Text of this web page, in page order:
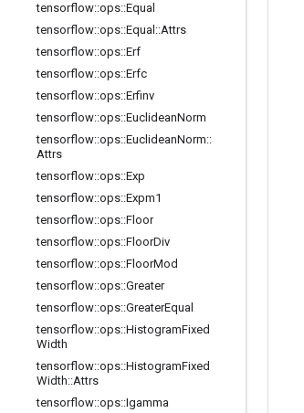
tensorflow::ops::Equal
tensorflow::ops::Equal ::Attrs
tensorflow::ops::Erf
tensorflow::ops::Erfc
tensorflow::ops::Erfinv
tensorflow::ops::EuclideanNorm
tensorflow::ops::EuclideanNorm::
Attrs
tensorflow::ops::Exp
tensorflow::ops::Expm1
tensorflow::ops::Floor
tensorflow::ops::FloorDiv
tensorflow::ops::FloorMod
tensorflow::ops::Greater
tensorflow::ops::GreaterEqual
tensorflow::ops::HistogramFixed
Width
tensorflow::ops::HistogramFixed
Width::Attrs
tensorflow::ops::Igamma